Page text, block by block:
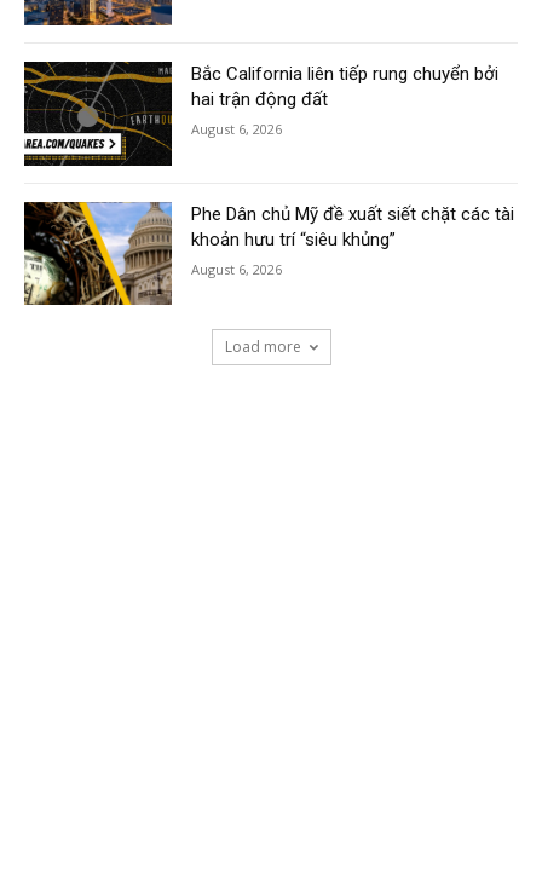
Bắc California liên tiếp rung chuyển bởi
hai trận động đất
August 6, 2026
Phe Dân chủ Mỹ đề xuất siết chặt các tài
khoản hưu trí “siêu khủng”
August 6, 2026
Load more